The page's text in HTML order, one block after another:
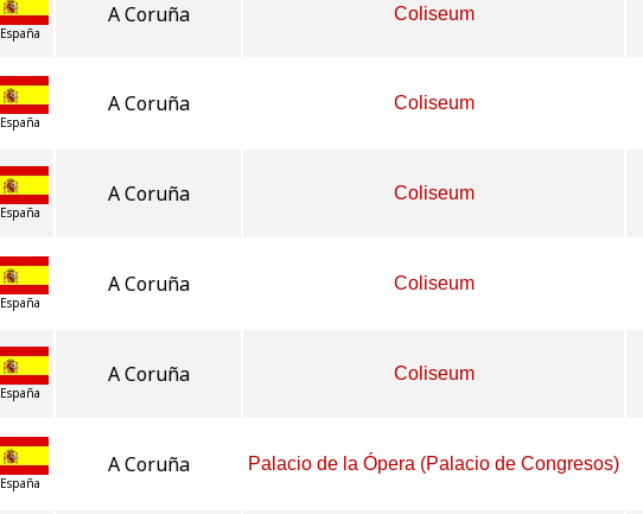
España
A Coruña Coliseum
España
A Coruña Coliseum
España
A Coruña Coliseum
España
A Coruña Coliseum
España
A Coruña Coliseum
España
A Coruña Palacio de la Ópera (Palacio de Congresos)